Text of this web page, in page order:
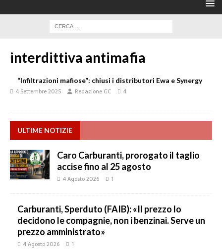
interdittiva antimafia
“Infiltrazioni mafiose”: chiusi i distributori Ewa e Synergy
4 Settembre 2025 Redazione GC 4
ULTIME NOTIZIE
Caro Carburanti, prorogato il taglio
accise fino al 25 agosto
4 Agosto 2026 1
Carburanti, Sperduto (FAIB): «Il prezzo lo
decidono le compagnie, non i benzinai. Serve un
prezzo amministrato»
4 Agosto 2026 1